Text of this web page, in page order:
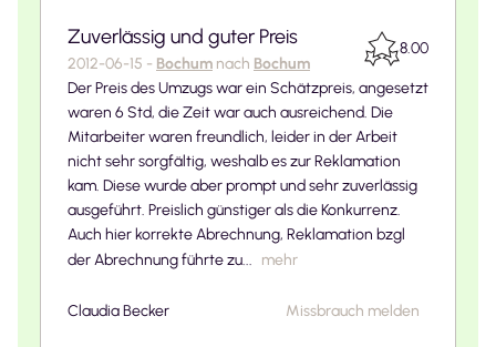
Zuverlässig und guter Preis
2012-06-15 - Bochum nach Bochum
8.00
Der Preis des Umzugs war ein Schätzpreis, angesetzt
waren 6 Std, die Zeit war auch ausreichend. Die
Mitarbeiter waren freundlich, leider in der Arbeit
nicht sehr sorgfältig, weshalb es zur Reklamation
kam. Diese wurde aber prompt und sehr zuverlässig
ausgeführt. Preislich günstiger als die Konkurrenz.
Auch hier korrekte Abrechnung, Reklamation bzgl
der Abrechnung führte zu... mehr
Claudia Becker Missbrauch melden